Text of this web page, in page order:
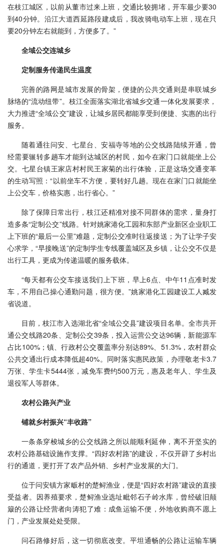
在枝江城区，以前从董市过来上班，交通比较拥堵，开车最少要30
到40分钟。沿江大道西延路段建成后，我改骑电动车上班，现在只
要20分钟左右就能到，方便多了。”
全域公交连城乡
定制服务传递民生温度
完善的路网是城市发展的骨架，便捷的公共交通则是串联城乡
脉络的“流动纽带”。枝江全面落实湖北省城乡交通一体化发展要求，
大力推进“全域公交”建设，让城乡居民都能享受到便捷、实惠的出行
服务。
随着通往问安、七星台、安福寺等地的公交线路陆续开通，曾
经需要辗转多趟车才能到达城区的村民，如今在家门口就能坐上公
交。七星台镇王家店村村民王家菊的出行体验，正是这场交通变革
的生动写照：“以前坐车不方便，要转好几趟。现在在家门口就能坐
上公交车，价格实惠，出行省心。”
除了保障日常出行，枝江还精准对接不同群体的需求，量身打
造多条“定制公交”线路。针对姚家港化工园和东部产业新区企业职工
上下班的“最后一公里”难题，定制公交准时往返接送；为了让学子安
心求学，“早接晚送”的定制学生专线覆盖城区及乡镇，让公交不仅是
出行工具，更成为传递温暖的服务载体。
“每天都有公交车接送我们上下班，早上6点、中午11点准时发
车，不用自己操心通勤问题，很方便。”姚家港化工园建设工人臧发
省说道。
目前，枝江市入选湖北省“全域公交县”建设项目名单。全市共开
通公交线路20条、定制公交39条，投入运营公交达96辆，新能源车
占比100%；镇、行政村公交覆盖率分别达89%、51.3%，农村群众
公共交通出行成本降低超40%。同时落实惠民政策，办理敬老卡3.7
万张、学生卡5444张，减免车费约500万元，惠及老年人、学生及
退役军人等群体。
农村公路兴产业
铺就乡村振兴“丰收路”
一条条穿梭城乡的公交线路之所以能顺利延伸，离不开坚实的
农村公路基础设施作支撑。“四好农村路”的建设，不仅开辟了乡村出
行的通道，更打开了农产品外销、乡村产业发展的大门。
位于问安镇方家畈村的楚鲟渔业，便是“四好农村路”建设的直接
受益者。因养殖要求，楚鲟渔业选址毗邻石子岭水库，曾经破旧颠
簸的公路让经营者向涛犯了难：成鱼运输不便，外地收购商不愿上
门，产业发展处处受限。
问石路修好后，这一切彻底改变。平坦通畅的公路让运输车辆